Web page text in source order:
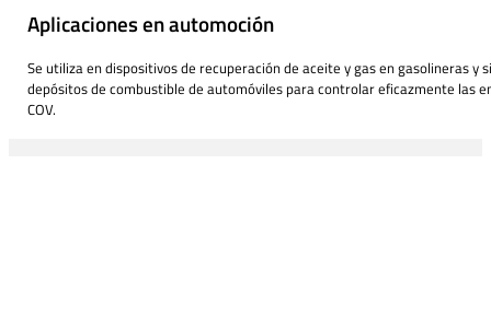
Aplicaciones en automoción
Se utiliza en dispositivos de recuperación de aceite y gas en gasolineras y
depósitos de combustible de automóviles para controlar eficazmente las
COV.